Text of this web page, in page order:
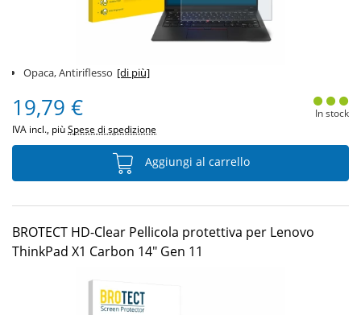
Opaca, Antiriflesso [di più]
19,79 €
IVA incl., piùSpese di spedizione
In stock
Aggiungi al carrello
BROTECT HD-Clear Pellicola protettiva per Lenovo
ThinkPad X1 Carbon 14" Gen 11